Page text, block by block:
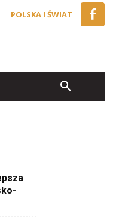
POLSKA I ŚWIAT